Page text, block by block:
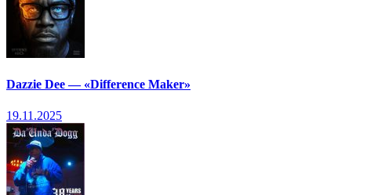
Dazzie Dee — «Difference Maker»
19.11.2025